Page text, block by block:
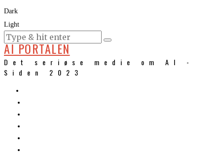
Dark
Light
KURSER
AI PORTALEN
Det seriøse medie om AI -
Siden 2023